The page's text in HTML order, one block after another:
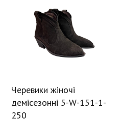
Черевики жіночі
демісезонні 5-W-151-1-
250